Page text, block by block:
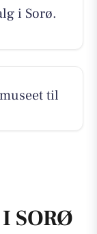
i Sorø.
til
SORØ